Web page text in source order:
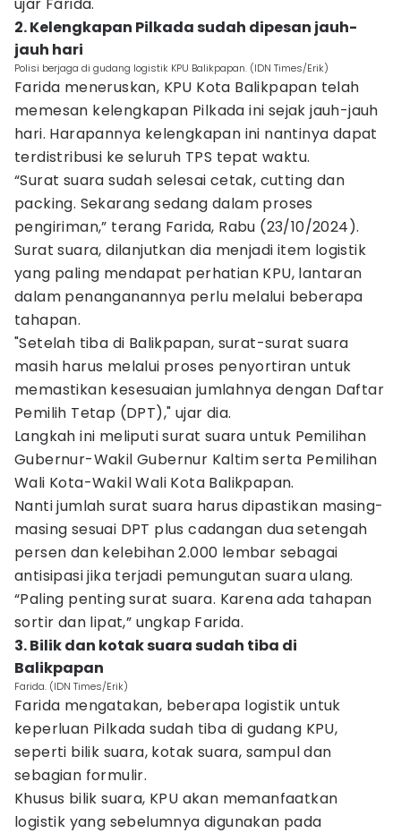
2. Kelengkapan Pilkada sudah dipesan jauh-
jauh hari
Polisi berjaga di gudang logistik KPU Balikpapan. (IDN Times/Erik)
Farida meneruskan, KPU Kota Balikpapan telah
memesan kelengkapan Pilkada ini sejak jauh-jauh
hari. Harapannya kelengkapan ini nantinya dapat
terdistribusi ke seluruh TPS tepat waktu.
“Surat suara sudah selesai cetak, cutting dan
packing. Sekarang sedang dalam proses
pengiriman,” terang Farida, Rabu (23/10/2024).
Surat suara, dilanjutkan dia menjadi item logistik
yang paling mendapat perhatian KPU, lantaran
dalam penanganannya perlu melalui beberapa
tahapan.
"Setelah tiba di Balikpapan, surat-surat suara
masih harus melalui proses penyortiran untuk
memastikan kesesuaian jumlahnya dengan Daftar
Pemilih Tetap (DPT)," ujar dia.
Langkah ini meliputi surat suara untuk Pemilihan
Gubernur-Wakil Gubernur Kaltim serta Pemilihan
Wali Kota-Wakil Wali Kota Balikpapan.
Nanti jumlah surat suara harus dipastikan masing-
masing sesuai DPT plus cadangan dua setengah
persen dan kelebihan 2.000 lembar sebagai
antisipasi jika terjadi pemungutan suara ulang.
“Paling penting surat suara. Karena ada tahapan
sortir dan lipat,” ungkap Farida.
3. Bilik dan kotak suara sudah tiba di
Balikpapan
Farida. (IDN Times/Erik)
Farida mengatakan, beberapa logistik untuk
keperluan Pilkada sudah tiba di gudang KPU,
seperti bilik suara, kotak suara, sampul dan
sebagian formulir.
Khusus bilik suara, KPU akan memanfaatkan
logistik yang sebelumnya digunakan pada